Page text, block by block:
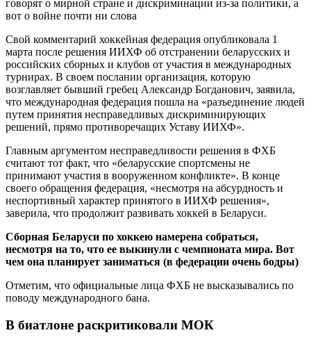
Свой комментарий хоккейная федерация опубликовала 1
марта после решения ИИХФ об отстранении беларусских и
российских сборных и клубов от участия в международных
турнирах. В своем послании организация, которую
возглавляет бывший гребец Александр Богданович, заявила,
что международная федерация пошла на «разъединение людей
путем принятия несправедливых дискриминирующих
решений, прямо противоречащих Уставу ИИХФ».
Главным аргументом несправедливости решения в ФХБ
считают тот факт, что «беларусские спортсмены не
принимают участия в вооруженном конфликте». В конце
своего обращения федерация, «несмотря на абсурдность и
неспортивный характер принятого в ИИХФ решения»,
заверила, что продолжит развивать хоккей в Беларуси.
Сборная Беларуси по хоккею намерена собраться,
несмотря на то, что ее выкинули с чемпионата мира. Вот
чем она планирует заниматься (в федерации очень бодры)
Отметим, что официальные лица ФХБ не высказывались по
поводу международного бана.
В биатлоне раскритиковали МОК